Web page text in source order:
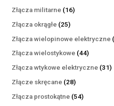
produktów
Złącza militarne 1616
Złącza okrągłe 2525
produktów
Złącza wielopinowe elektryczne
Złącza wielostykowe 4444
produkty
Złącza wtykowe elektryczne 3131
Złącze skręcane 2828
produktów
Złącza prostokątne 5454